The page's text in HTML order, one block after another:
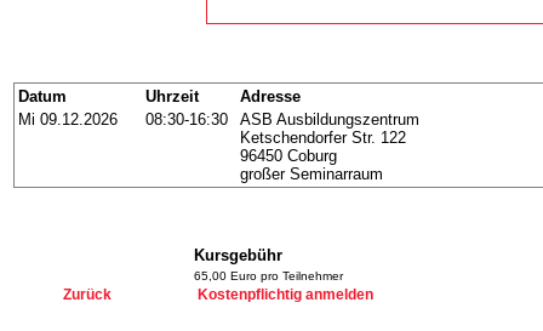
Datum Uhrzeit
Adresse
Mi 09.12.2026
08:30-16:30
ASB Ausbildungszentrum
Ketschendorfer Str. 122
96450 Coburg
großer Seminarraum
Zurück Kostenpflichtig anmelden
Kursgebühr
65,00 Euro pro Teilnehmer